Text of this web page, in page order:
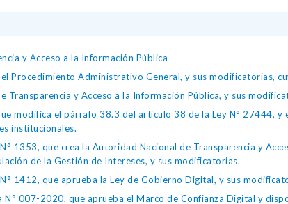
y Acceso a la Información Pública
Procedimiento Administrativo General, y sus modificatorias,
Transparencia y Acceso a la Información Pública, y sus
modifica el párrafo 38.3 del artículo 38 de la Ley N° 27444,
institucionales.
1353, que crea la Autoridad Nacional de Transparencia y
de la Gestión de Intereses, y sus modificatorias.
1412, que aprueba la Ley de Gobierno Digital, y sus
N° 007-2020, que aprueba el Marco de Confianza Digital y